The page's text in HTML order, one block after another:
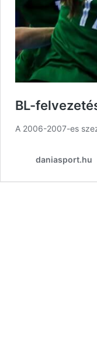
BL-
A 2006-2007-es
daniasport.hu